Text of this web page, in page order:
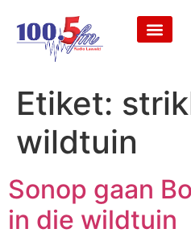
Etiket:
wildtuin
Sonop gaan
in die wildtuin